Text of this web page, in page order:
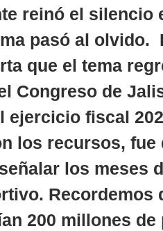
reinó el silencio
pasó al olvido.
que el tema
Congreso de
ejercicio fiscal
los recursos,
los meses
Recordemos
200 millones